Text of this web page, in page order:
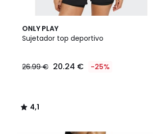
ONLY PLAY
Sujetador top deportivo
26.99 € 20.24 € -25%
4,1
/ 5
4,1
/